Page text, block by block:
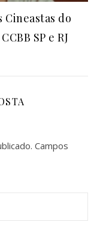
Cineastas do
SP e RJ
Campos